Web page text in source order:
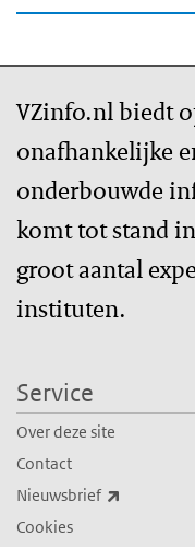
VZinfo.nl biedt
onafhankelijke
onderbouwde
komt tot stand
groot aantal
instituten.
Service
Over deze site
Contact
Nieuwsbrief
Cookies